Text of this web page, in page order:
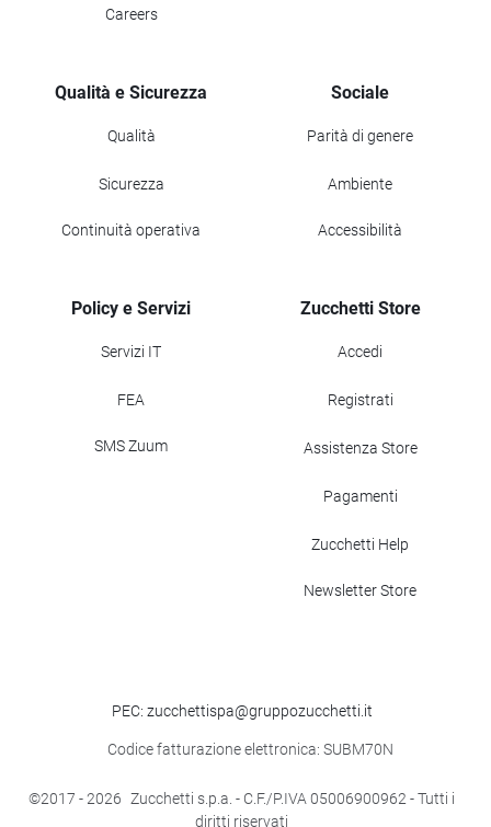
Careers
Qualità e Sicurezza
Qualità
Sicurezza
Continuità operativa
Sociale
Parità di genere
Ambiente
Accessibilità
Policy e Servizi
Servizi IT
FEA
SMS Zuum
Zucchetti Store
Accedi
Registrati
Assistenza Store
Pagamenti
Zucchetti Help
Newsletter Store
©2017- 2026 Zucchetti s.p.a. - C.F./P.IVA 05006900962 - Tutti i
diritti riservati
PEC: zucchettispa@gruppozucchetti.it
Codice fatturazione elettronica: SUBM70N